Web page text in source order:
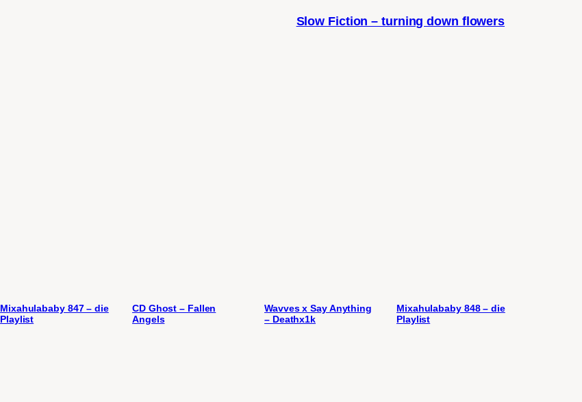
Slow Fiction – turning down flowers
Mixahulababy 847 – die
Playlist
CD Ghost – Fallen
Angels
Wavves x Say Anything
– Deathx1k
Mixahulababy 848 – die
Playlist